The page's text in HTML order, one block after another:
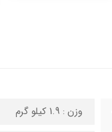
وزن : 1.9 کیلو گرم